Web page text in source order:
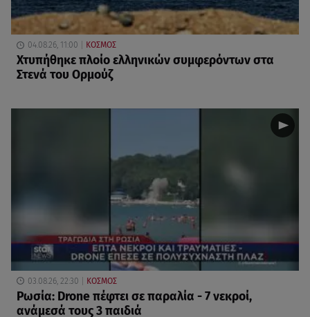
04.08.26, 11:00 ΚΟΣΜΟΣ
Χτυπήθηκε πλοίο ελληνικών συμφερόντων στα
Στενά του Ορμούζ
03.08.26, 22:30 ΚΟΣΜΟΣ
Ρωσία: Drone πέφτει σε παραλία - 7 νεκροί,
ανάμεσά τους 3 παιδιά